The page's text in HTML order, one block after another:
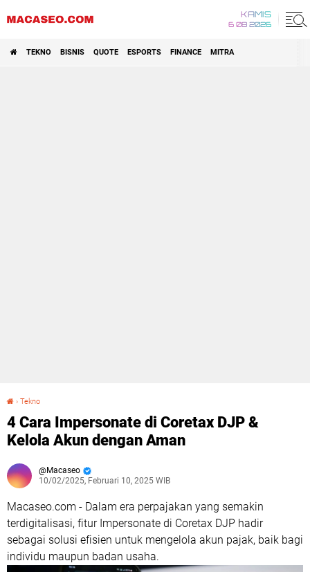
KAMIS
6 08 2026
TEKNO BISNIS QUOTE ESPORTS FINANCE MITRA
› Tekno
4 Cara Impersonate di Coretax DJP &
Kelola Akun dengan Aman
Macaseo
10/02/2025, Februari 10, 2025 WIB
Macaseo.com - Dalam era perpajakan yang semakin
terdigitalisasi, fitur Impersonate di Coretax DJP hadir
sebagai solusi efisien untuk mengelola akun pajak, baik bagi
individu maupun badan usaha.